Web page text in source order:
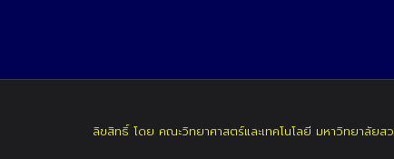
ลิขสิทธิ์ โดย คณะวิทยาศาสตร์และเทคโนโลยี มหาวิทยาลัย